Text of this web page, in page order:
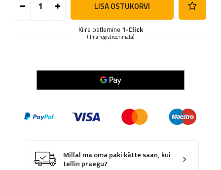
LISA OSTUKORVI
Kiire ostlemine 1-Click
(ilma registreerimata)
Millal ma oma paki kätte saan, kui
tellin praegu?